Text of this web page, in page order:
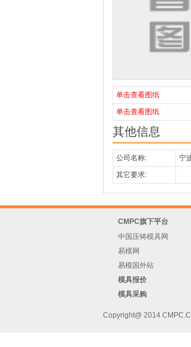
单击查看图纸
单击查看图纸
其他信息
公司名称: 宁
其它要求:
CMPC旗下平台
中国压铸模具网
易模网
易模国外站
模具报价
模具采购
Copyright@ 2014